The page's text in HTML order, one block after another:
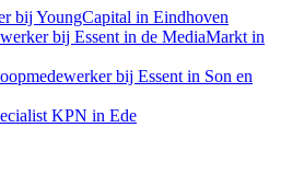
bij YoungCapital in Eindhoven
bij Essent in de MediaMarkt in
bij Essent in Son en
KPN in Ede